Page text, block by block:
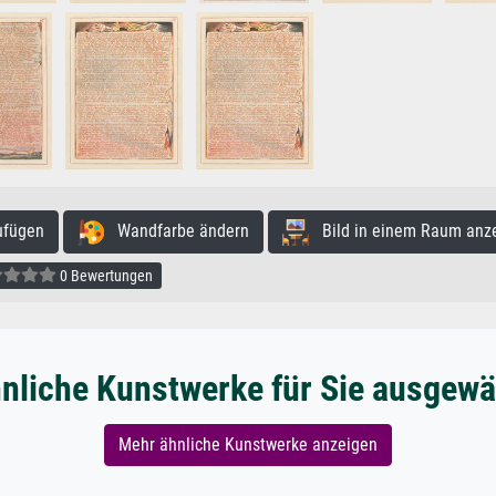
Wandfarbe ändern Bild in einem Raum
0 Bewertungen
Kunstwerke für Sie
Mehr ähnliche Kunstwerke anzeigen